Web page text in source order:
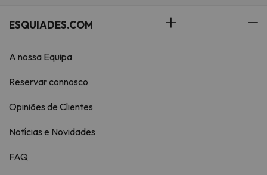
ESQUIADES.COM
A nossa Equipa
Reservar connosco
Opiniões de Clientes
Notícias e Novidades
FAQ